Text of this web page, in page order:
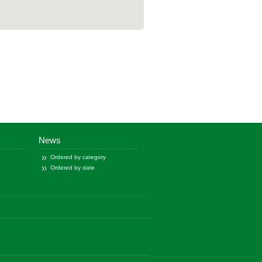
News
Ordered by category
Ordered by date